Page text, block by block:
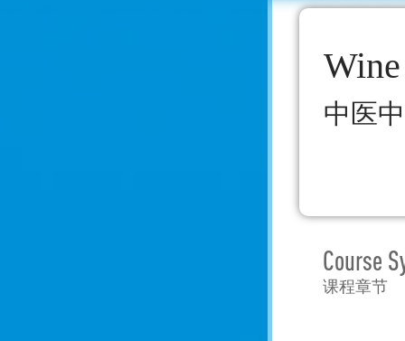
中医
Course
课程章节